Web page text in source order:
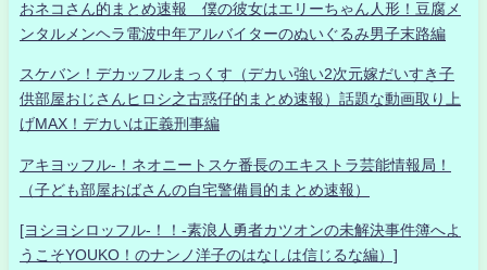
おネコさん的まとめ速報 僕の彼女はエリーちゃん人形！豆腐メ
ンタルメンヘラ電波中年アルバイターのぬいぐるみ男子末路編
スケバン！デカッフルまっくす（デカい強い2次元嫁だいすき子
供部屋おじさんヒロシ之古惑仔的まとめ速報）話題な動画取り上
げMAX！デカいは正義刑事編
アキヨッフル-！ネオニートスケ番長のエキストラ芸能情報局！
（子ども部屋おばさんの自宅警備員的まとめ速報）
[ヨシヨシロッフル-！！-素浪人勇者カツオンの未解決事件簿へよ
うこそYOUKO！のナンノ洋子のはなしは信じるな編）]